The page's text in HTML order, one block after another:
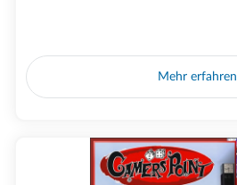
Mehr erfahren